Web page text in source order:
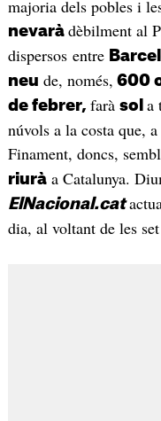
majoria dels pobles i
nevarà dèbilment al
dispersos entre
neu de, només, 600
de febrer, farà sol a
núvols a la costa que,
Finament, doncs,
riuràa Catalunya.
ElNacional.cat
dia, al voltant de les